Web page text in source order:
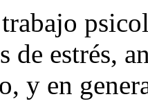
de estrés,
y en